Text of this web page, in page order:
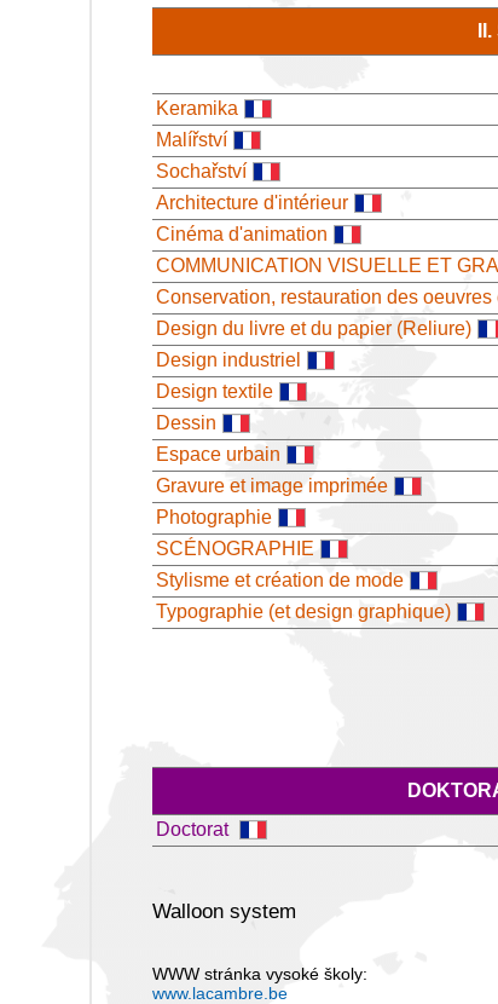
Keramika
Malířství
Sochařství
Architecture d'intérieur
Cinéma d'animation
COMMUNICATION VISUELLE ET
Conservation, restauration des oeuvres
Design du livre et du papier (Reliure)
Design industriel
Design textile
Dessin
Espace urbain
Gravure et image imprimée
Photographie
SCÉNOGRAPHIE
Stylisme et création de mode
Typographie (et design graphique)
Doctorat
Walloon system
WWW stránka vysoké školy:
www.lacambre.be